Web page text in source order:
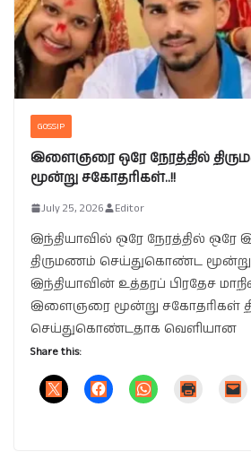
GOSSIP
இளைஞரை ஒரே நேரத்தில்
மூன்று சகோதரிகள்..!!
July 25, 2026 Editor
இந்தியாவில் ஒரே நேரத்தில்
திருமணம் செய்துகொண்ட
இந்தியாவின் உத்தரப் பிரதேச
இளைஞரை மூன்று சகோதரிகள்
செய்துகொண்டதாக வெளியான
Share this: